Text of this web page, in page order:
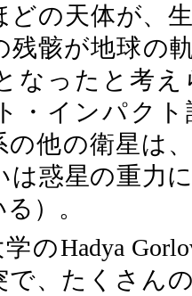
どの天体が、
残骸が地球の
なったと考
・インパク
の他の衛星は
は惑星の重力
）。
のHadya
で、たくさん